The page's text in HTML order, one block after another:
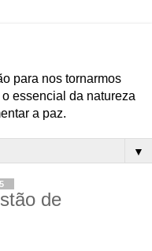
para nos tornarmos
essencial da natureza
a paz.
▼
de